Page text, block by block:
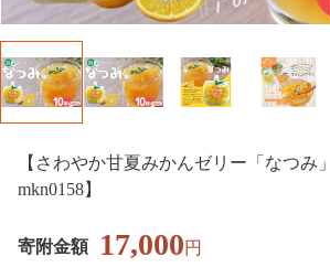
【さわやか甘夏みかんゼリー「なつみ
mkn0158】
寄附金額 17,000円